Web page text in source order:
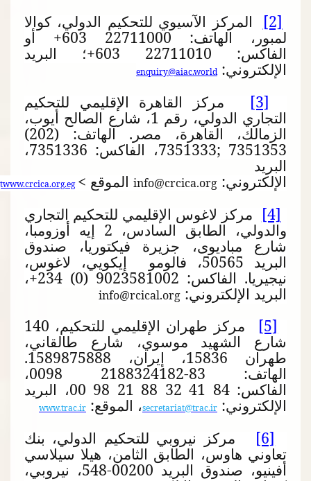
[2] المركز الآسيوي للتحكيم الدولي، كوالا
لمبور، الهاتف: +603 22711000أو
الفاكس: +603 22711010؛ البريد
الإلكتروني: enquiry@aiac.world
[3] مركز القاهرة الإقليمي للتحكيم
التجاري الدولي، رقم 1، شارع الصالح أيوب،
الزمالك، القاهرة، مصر. الهاتف:(202)
7351333; 7351353، الفاكس:7351336،
البريد
الإلكتروني: info@crcica.orgالموقع<
www.crcica.org.eg
&gt
>
[4] مركز لاغوس الإقليمي للتحكيم التجاري
والدولي، الطابق السادس، 2 إيه أوزومبا،
شارع مباديوى، جزيرة فيكتوريا، صندوق
البريد 50565، فالومو إيكويي، لاغوس،
نيجيريا. الفاكس: +234 (0) 9023581002،
البريد الإلكتروني: info@rcical.org
[5] مركز طهران الإقليمي للتحكيم، 140
شارع الشهيد موسوي، شارع طالقاني،
طهران 15836، إيران، 1589875888.
الهاتف: 0098 2188324182-83،
الفاكس: 00 98 21 88 32 41 84، البريد
الإلكتروني: secretariat@trac.ir، الموقع:www.trac.ir
[6] مركز نيروبي للتحكيم الدولي، بنك
تعاوني هاوس، الطابق الثامن، هيلا سيلاسي
أفينيو، صندوق البريد548-00200، نيروبي،